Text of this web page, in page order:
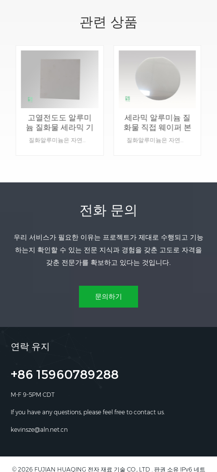
관련 상품
고열전도도 알루미
늄 질화물 세라믹 기
판
질화알루미늄은 자연에 자연적으로 존재하지 않는 합성 광물입니다. AlN의 결정 구조 유형은 육각형 섬유상 아연석 유형으로, 밀도가 낮고 강도가 높으며 내열성이 좋고 열전도도가 높으며 내식성이 우수하다는 장점이 있습니다.Proscut 세부 정보:재료: 질화 알루미늄.기능: 열 방출.유형: 세라믹:색상: 회색.맞춤형 제작 가능: 네, 특정 제품의 도면을 제공해 주세요.
더 알아보기
세라믹 알루미늄 질
화물 직접 웨이퍼 본
딩
질화알루미늄은 자연에 자연적으로 존재하지 않는 합성 광물입니다. AlN의 결정 구조 유형은 육각형 섬유상 아연석 유형으로, 밀도가 낮고 강도가 높으며 내열성이 좋고 열전도도가 높으며 내식성이 우수하다는 장점이 있습니다.Proscut 세부 정보:재료: 질화 알루미늄.기능: 열 방출.유형: 세라믹:색상: 회색.맞춤형 제작 가능: 네, 특정 제품의 도면을 제공해 주세요.
더 알아보기
전화 문의
우리 서비스가 필요한 이유는 프로젝트가 제대로 수행되고 기능
하는지 확인할 수 있는 전문 지식과 경험을 갖춘 고도로 자격을
갖춘 전문가를 확보하고 있다는 것입니다.
문의하기
연락 유지
+86 15960789288
M-F 9-5PM CDT
If you have any questions, please feel free to contact us.
kevinsze@aln.net.cn
© 2026 FUJIAN HUAQING 전자 재료 기술 CO., LTD . 판권 소유 IPv6 네트